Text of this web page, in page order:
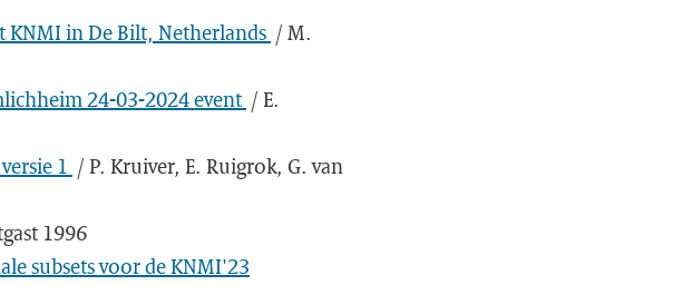
KNMI in De Bilt, Netherlands / M.
24-03-2024 event / E.
1 / P. Kruiver, E. Ruigrok, G. van
1996
subsets voor de KNMI'23